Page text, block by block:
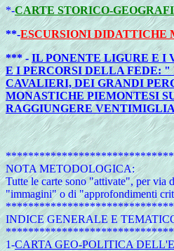
*-CARTE STORICO-
**-ESCURSIONI
*** -IL PONENTE LIGURE E I
E I PERCORSI DELLA FEDE:
CAVALIERI, DEI GRANDI
MONASTICHE PIEMONTESI
RAGGIUNGERE
NOTA METODOLOGICA:
Tutte le carte sono "attivate", per via
"immagini" o di "approfondimenti
INDICEGENERALE E
1-CARTA GEO-POLITICA